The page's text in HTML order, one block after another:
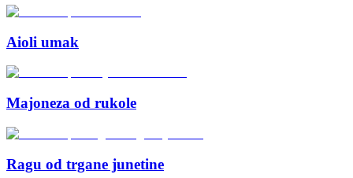
Aioli umak
Majoneza od rukole
Ragu od trgane junetine